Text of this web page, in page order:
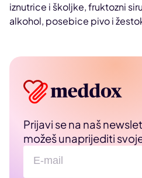
iznutrice i školjke, fruktozni
alkohol, posebice pivo i
Prijavi se na naš
možeš unaprijediti